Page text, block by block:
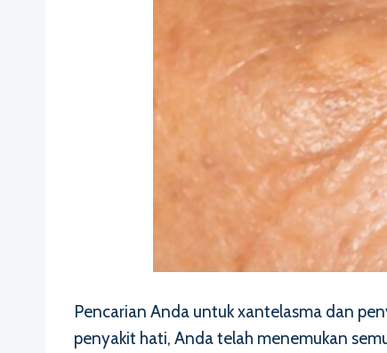
Pencarian Anda untuk xantelasma dan
penyakit hati, Anda telah menemukan